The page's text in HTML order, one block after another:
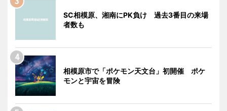
SC相模原、湘南にPK負け 過去3番目の来場
者数も
相模原市で「ポケモン天文台」初開催 ポケ
モンと宇宙を冒険